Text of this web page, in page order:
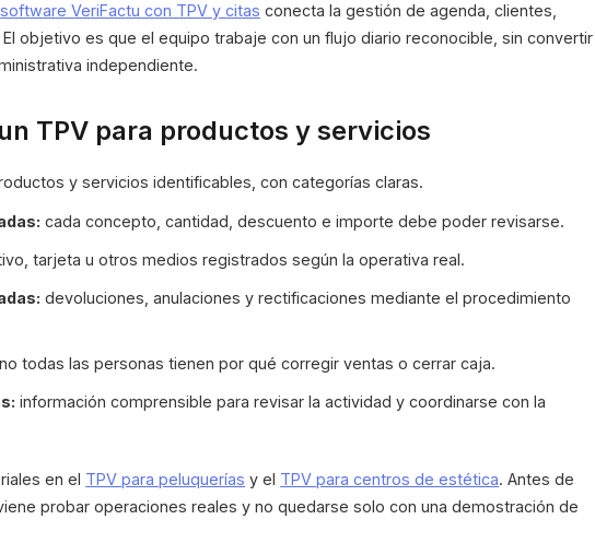
software VeriFactu con TPV y citas conecta la gestión de agenda, clientes,
objetivo es que el equipo trabaje con un flujo diario reconocible, sin convertir
independiente.
TPV para productos y servicios
y servicios identificables, con categorías claras.
cada concepto, cantidad, descuento e importe debe poder revisarse.
tarjeta u otros medios registrados según la operativa real.
devoluciones, anulaciones y rectificaciones mediante el procedimiento
no todas las personas tienen por qué corregir ventas o cerrar caja.
información comprensible para revisar la actividad y coordinarse con la
en el TPV para peluquerías y el TPV para centros de estética. Antes de
probar operaciones reales y no quedarse solo con una demostración de